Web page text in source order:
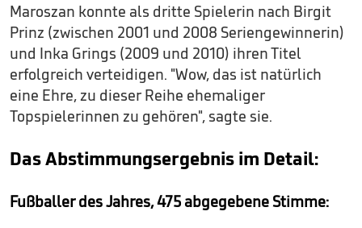
Maroszan konnte als dritte Spielerin nach Birgit
Prinz (zwischen 2001 und 2008 Seriengewinnerin)
und Inka Grings (2009 und 2010) ihren Titel
erfolgreich verteidigen. "Wow, das ist natürlich
eine Ehre, zu dieser Reihe ehemaliger
Topspielerinnen zu gehören", sagte sie.
Das Abstimmungsergebnis im Detail:
Fußballer des Jahres, 475 abgegebene Stimme: